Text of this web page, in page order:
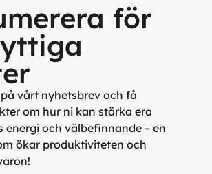
för
vårt nyhetsbrev och få
om hur ni kan stärka era
energi och välbefinnande – en
ökar produktiviteten och